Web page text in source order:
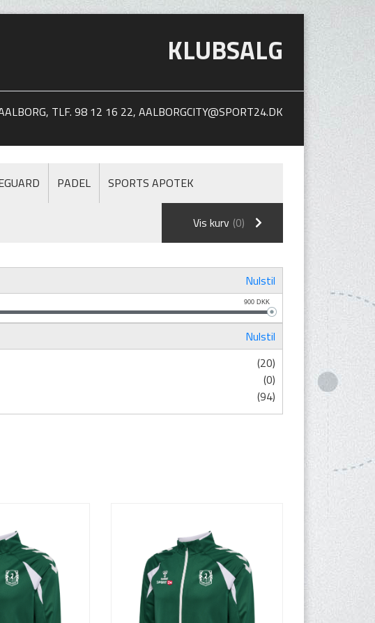
KLUBSALG
TLF. 98 12 16 22, AALBORGCITY@SPORT24.DK
PADEL SPORTS APOTEK
Vis kurv (0)
Nulstil
900 DKK
Nulstil
(20)
(0)
(94)